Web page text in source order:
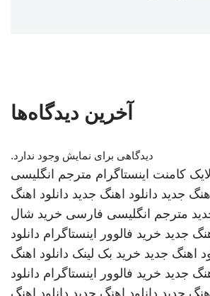
آخرین دیدگاه‌ها
دیدگاهی برای نمایش وجود ندارد.
کامنت اینستاگرام مترجم انگلیسی
جدید دانلود اهنگ جدید دانلود اهنگ
مترجم انگلیسی فارسی خرید شال
جدید خرید فالوور اینستاگرام دانلود
اهنگ جدید خرید بک لینک دانلود اهنگ
جدید خرید فالوور اینستاگرام دانلود
جدید دانلود اهنگ جدید دانلود اهنگ